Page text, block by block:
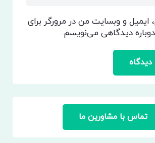
ایمیل و وبسایت من در مرورگر برای
دیدگاهی می‌نویسم.
تماس با مشاورین ما